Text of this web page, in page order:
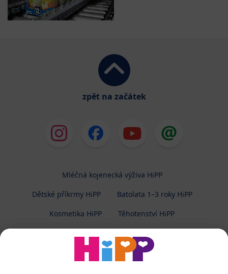
zpět na začátek
Mléčná kojenecká výživa HiPP
Dětské příkrmy HiPP
Batolata 1–3 roky HiPP
Kosmetika HiPP
Těhotenství HiPP
Ochrana osobních údajů